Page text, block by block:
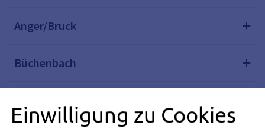
Anger/Bruck
Büchenbach
Einwilligung zu Cookies